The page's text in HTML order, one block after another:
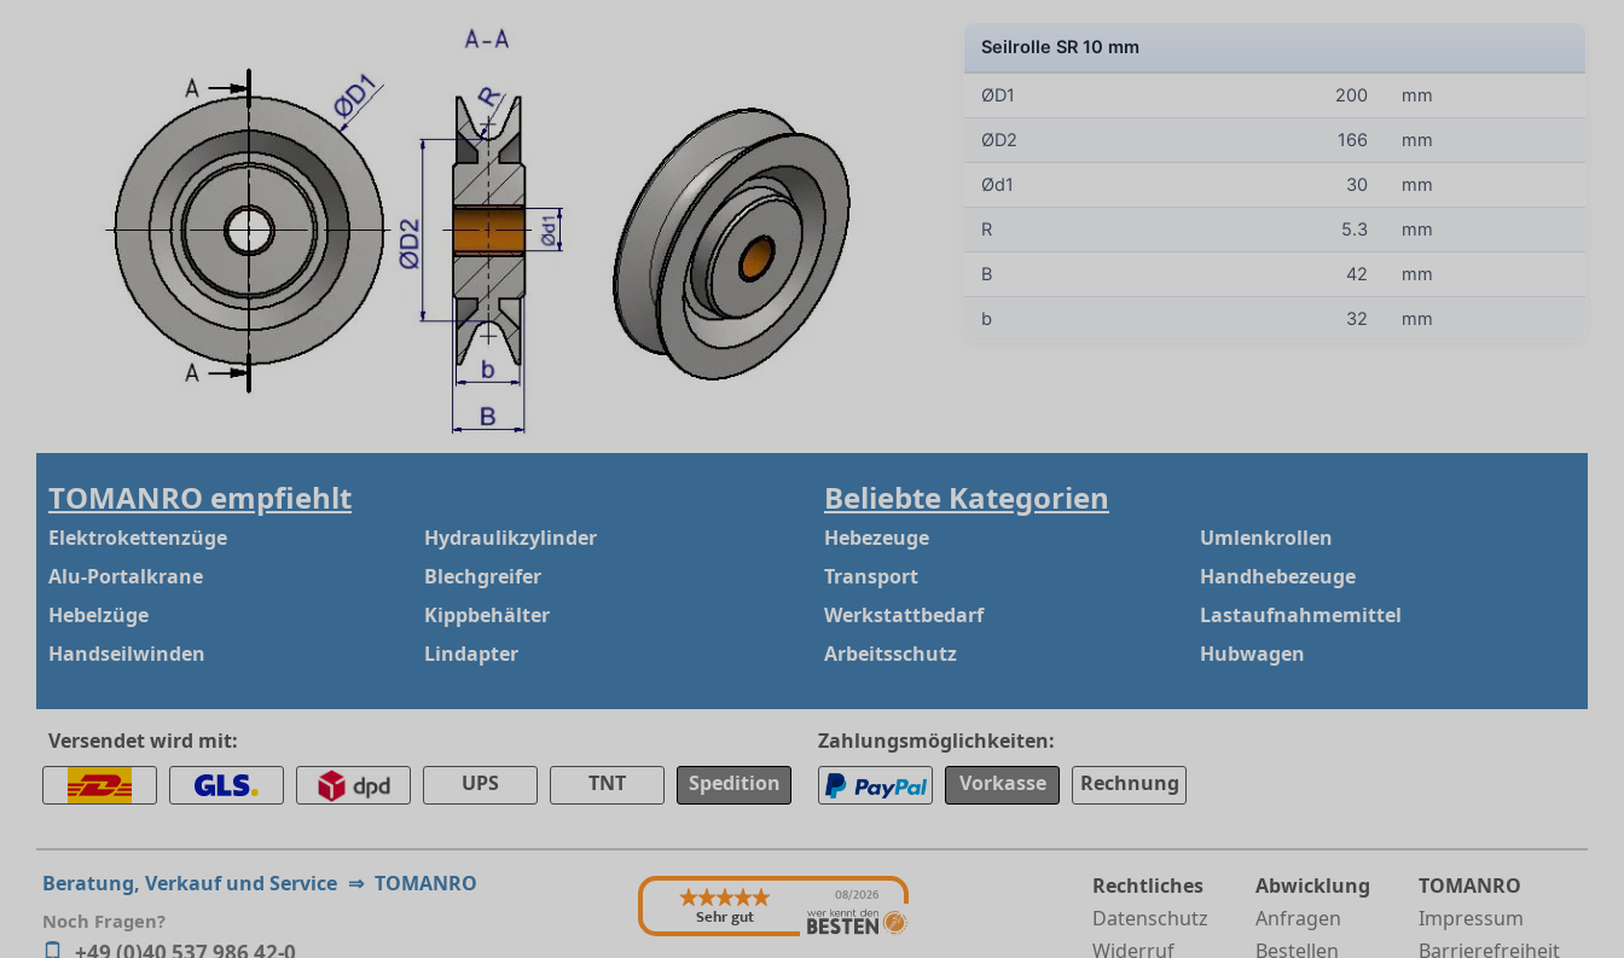
Seilrolle SR 10 mm
ØD1 200 mm
ØD2 166 mm
Ød1 30 mm
R 5.3 mm
B 42 mm
b 32 mm
TOMANRO empfiehlt
Elektrokettenzüge
Alu-Portalkrane
Hebelzüge
Handseilwinden
Hydraulikzylinder
Blechgreifer
Kippbehälter
Lindapter
Beliebte Kategorien
Hebezeuge
Transport
Werkstattbedarf
Arbeitsschutz
Umlenkrollen
Handhebezeuge
Lastaufnahmemittel
Hubwagen
Versendet wird mit:
UPS
TNT Spedition
Zahlungsmöglichkeiten:
Vorkasse
Rechnung
Beratung, Verkauf und Service ⇒ TOMANRO
Noch Fragen?
Rechtliches
Datenschutz
Widerruf
Abwicklung
Anfragen
Bestellen
TOMANRO
Impressum
Barrierefreiheit
Sehr gut
08/2026